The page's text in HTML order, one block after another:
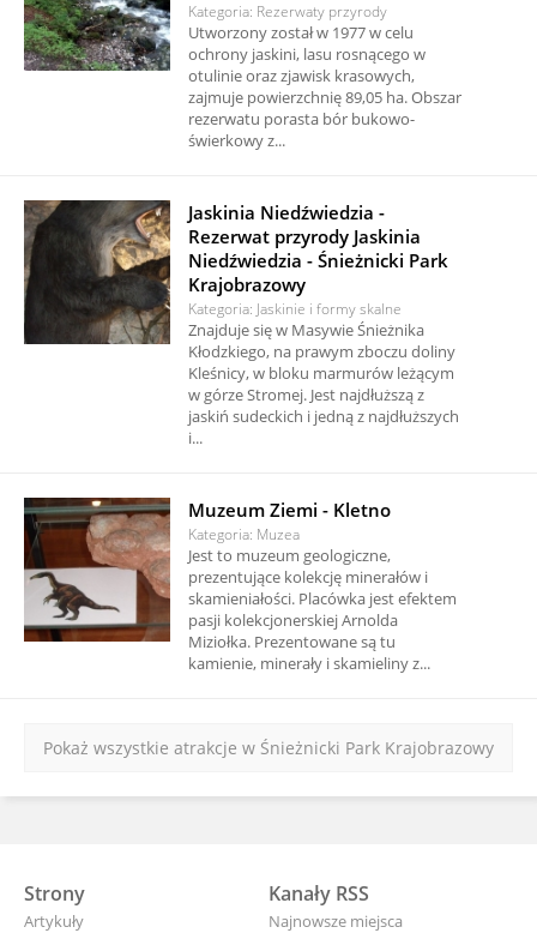
Kategoria: Rezerwaty przyrody
Utworzony został w 1977 w celu
ochrony jaskini, lasu rosnącego w
otulinie oraz zjawisk krasowych,
zajmuje powierzchnię 89,05 ha. Obszar
rezerwatu porasta bór bukowo-
świerkowy z...
Jaskinia Niedźwiedzia -
Rezerwat przyrody Jaskinia
Niedźwiedzia - Śnieżnicki Park
Krajobrazowy
Kategoria: Jaskinie i formy skalne
Znajduje się w Masywie Śnieżnika
Kłodzkiego, na prawym zboczu doliny
Kleśnicy, w bloku marmurów leżącym
w górze Stromej. Jest najdłuższą z
jaskiń sudeckich i jedną z najdłuższych
i...
Muzeum Ziemi - Kletno
Kategoria: Muzea
Jest to muzeum geologiczne,
prezentujące kolekcję minerałów i
skamieniałości. Placówka jest efektem
pasji kolekcjonerskiej Arnolda
Miziołka. Prezentowane są tu
kamienie, minerały i skamieliny z...
Pokaż wszystkie atrakcje w Śnieżnicki Park Krajobrazowy
Strony
Artykuły
Kanały RSS
Najnowsze miejsca